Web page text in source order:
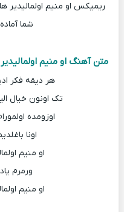
ریمیکس او منیم
شما
متن آهنگ او منیم
هر دیقه فکر
تک اونون خیال
اوزومده
اونا
او منیم
ورمرم
او منیم